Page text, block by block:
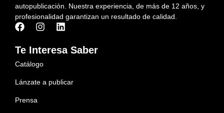
autopublicación. Nuestra experiencia, de más de 12 años, y
profesionalidad garantizan un resultado de calidad.
Te Interesa Saber
Catálogo
Lánzate a publicar
Prensa